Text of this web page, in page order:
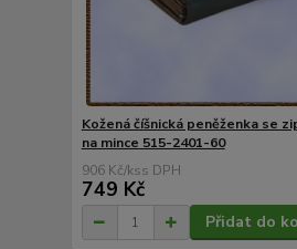
Kožená číšnická peněženka se
na mince 515-2401-60
906 Kč/ks
749 Kč
Přidat do